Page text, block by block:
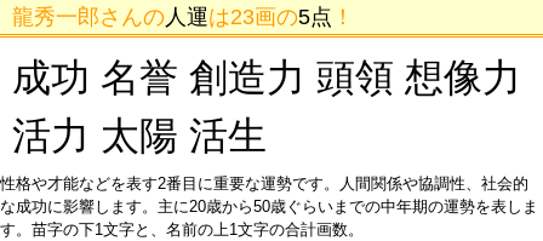
龍秀一郎さんの 人運は23画の5点 ！
成功 名誉 創造力 頭領 想像力
活力 太陽 活生
性格や才能などを表す2番目に重要な運勢です。人間関係や協調性、社会的
な成功に影響します。主に20歳から50歳ぐらいまでの中年期の運勢を表しま
す。苗字の下1文字と、名前の上1文字の合計画数。